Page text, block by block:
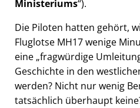
Ministeriums ).
Die Piloten hatten gehört,
Fluglotse MH17 wenige
eine fragwürdige
Geschichte in den
werden? Nicht nur wenig
tatsächlich überhaupt